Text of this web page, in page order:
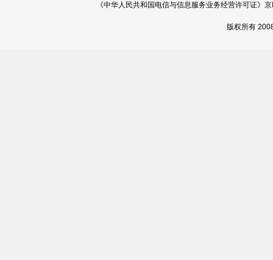
《中华人民共和国电信与信息服务业务经营许可证
版权所有